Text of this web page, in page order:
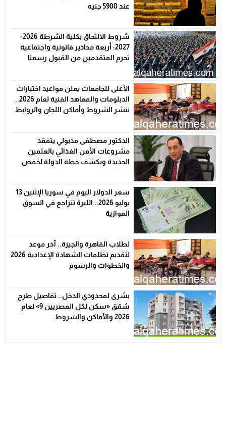
عند 5900 جنيه
شروط الالتحاق بكلية الشرطة 2026-
2027: أربعة محاذير قانونية واجتماعية
تحرم المتقدمين من القبول رسميًا
الأعلى للجامعات يعلن مواعيد اختبارات
الدبلومات والمعاهد الفنية لعام 2026..
ننشر الشروط وأماكن اللجان والروابط
الدكتور مصطفى مدبولي يتفقد
مشروعات الأمن الغذائي بالعلمين
الجديدة ويكشف خطة الدولة لخفض
سعر الدولار اليوم في سوريا الإثنين 13
يوليو 2026.. الليرة تتراجع في السوق
الموازية
لطلاب القاهرة والجيزة.. آخر موعد
لتقديم تظلمات الشهادة الإعدادية 2026
والخطوات والرسوم
بشرى لمحدودي الدخل.. تفاصيل طرح
شقق «سكن لكل المصريين 9» لعام
2026 والأماكن والشروط